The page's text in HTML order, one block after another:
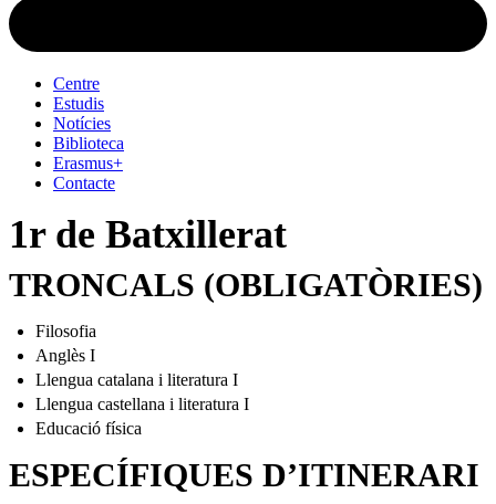
Centre
Estudis
Notícies
Biblioteca
Erasmus+
Contacte
1r de Batxillerat
TRONCALS (OBLIGATÒRIES)
Filosofia
Anglès I
Llengua catalana i literatura I
Llengua castellana i literatura I
Educació física
ESPECÍFIQUES D’ITINERARI